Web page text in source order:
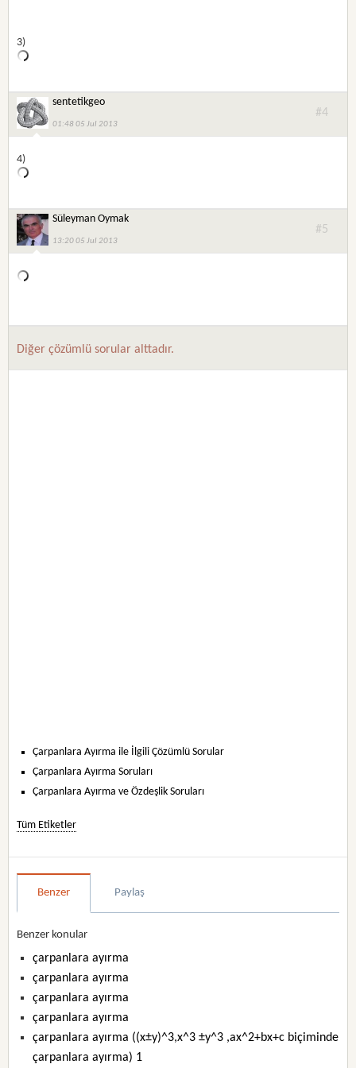
3)
sentetikgeo
01:48 05 Jul 2013
#4
4)
Süleyman Oymak
13:20 05 Jul 2013
#5
Diğer çözümlü sorular alttadır.
Çarpanlara Ayırma ile İlgili Çözümlü Sorular
Çarpanlara Ayırma Soruları
Çarpanlara Ayırma ve Özdeşlik Soruları
Tüm Etiketler
Benzer Paylaş
Benzer konular
çarpanlara ayırma
çarpanlara ayırma
çarpanlara ayırma
çarpanlara ayırma
çarpanlara ayırma ((x±y)^3,x^3 ±y^3 ,ax^2+bx+c biçiminde
çarpanlara ayırma) 1